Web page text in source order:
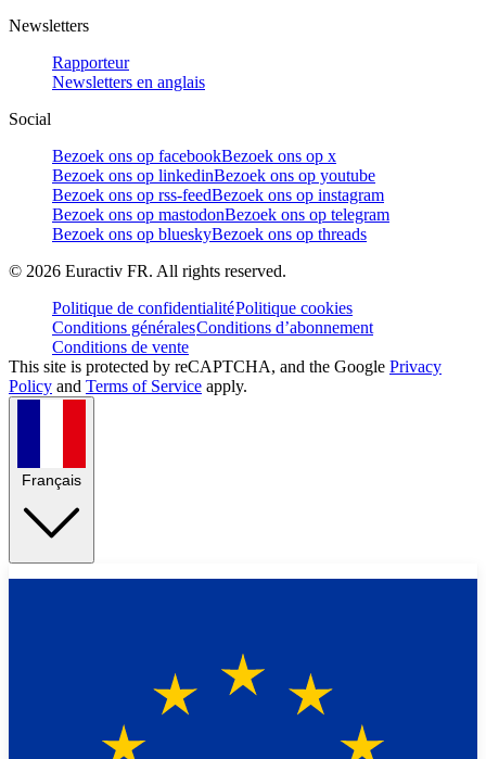
Newsletters
Rapporteur
Newsletters en anglais
Social
Bezoek ons op facebookBezoek ons op x
Bezoek ons op linkedinBezoek ons op youtube
Bezoek ons op rss-feedBezoek ons op instagram
Bezoek ons op mastodonBezoek ons op telegram
Bezoek ons op blueskyBezoek ons op threads
© 2026 Euractiv FR. All rights reserved.
Politique de confidentialitéPolitique cookies
Conditions généralesConditions d’abonnement
Conditions de vente
This site is protected by reCAPTCHA, and the Google Privacy
Policy and Terms of Service apply.
Français